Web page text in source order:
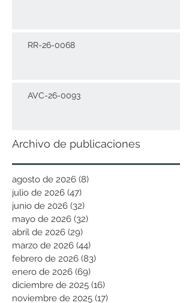
RR-26-0068
AVC-26-0093
Archivo de publicaciones
agosto de 2026 (8)
julio de 2026 (47)
junio de 2026 (32)
mayo de 2026 (32)
abril de 2026 (29)
marzo de 2026 (44)
febrero de 2026 (83)
enero de 2026 (69)
diciembre de 2025 (16)
noviembre de 2025 (17)